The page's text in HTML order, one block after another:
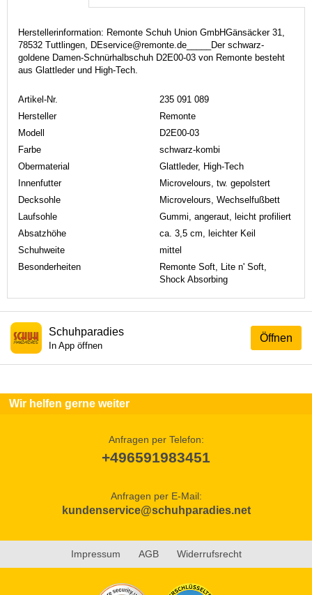
Herstellerinformation: Remonte Schuh Union GmbHGänsäcker 31,
78532 Tuttlingen, DEservice@remonte.de_____Der schwarz-
goldene Damen-Schnürhalbschuh D2E00-03 von Remonte besteht
aus Glattleder und High-Tech.
Artikel-Nr.
235 091 089
Hersteller
Remonte
Modell
D2E00-03
Farbe
schwarz-kombi
Obermaterial
Glattleder, High-Tech
Innenfutter
Microvelours, tw. gepolstert
Decksohle
Microvelours, Wechselfußbett
Laufsohle
Gummi, angeraut, leicht profiliert
Absatzhöhe
ca. 3,5 cm, leichter Keil
Schuhweite
mittel
Besonderheiten
Remonte Soft, Lite n' Soft,
Shock Absorbing
Öffnen
Schuhparadies
In App öffnen
Wir helfen gerne weiter
Anfragen per Telefon:
+496591983451
Anfragen per E-Mail:
kundenservice@schuhparadies.net
Impressum AGB Widerrufsrecht